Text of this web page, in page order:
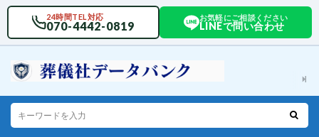
24時間TEL対応
070-4442-0819
お気軽にご相談ください
LINEで問い合わせ